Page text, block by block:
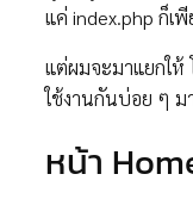
แค่ index.php ก็เ
แต่ผมจะมาแยกใ
ใช้งานกันบ่อย ๆ
หน้า